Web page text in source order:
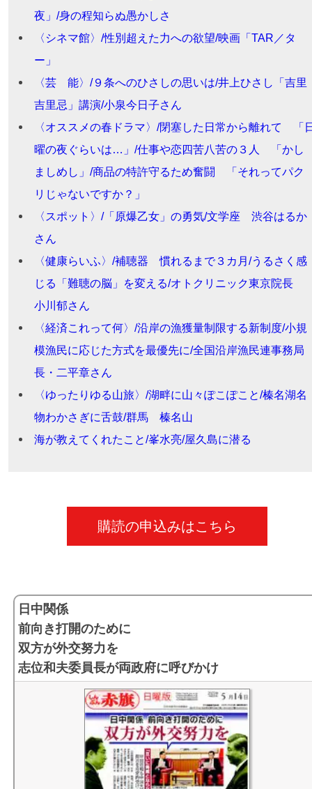
夜」/身の程知らぬ愚かしさ
〈シネマ館〉/性別超えた力への欲望/映画「TAR／タ
ー」
〈芸 能〉/９条へのひさしの思いは/井上ひさし「吉里
吉里忌」講演/小泉今日子さん
〈オススメの春ドラマ〉/閉塞した日常から離れて 「
曜の夜ぐらいは…」/仕事や恋四苦八苦の３人 「かし
ましめし」/商品の特許守るため奮闘 「それってパク
リじゃないですか？」
〈スポット〉/「原爆乙女」の勇気/文学座 渋谷はるか
さん
〈健康らいふ〉/補聴器 慣れるまで３カ月/うるさく感
じる「難聴の脳」を変える/オトクリニック東京院長
小川郁さん
〈経済これって何〉/沿岸の漁獲量制限する新制度/小規
模漁民に応じた方式を最優先に/全国沿岸漁民連事務局
長・二平章さん
〈ゆったりゆる山旅〉/湖畔に山々ぽこぽこと/榛名湖名
物わかさぎに舌鼓/群馬 榛名山
海が教えてくれたこと/峯水亮/屋久島に潜る
バラバラ時々ファミる
竹馬先生の一歩一歩
「ファーブル昆虫記」の世界
ほどほどぐらし
おしゃれノート
めざせ眠りの達人
世界くらしダイアリー
スマホはじめの一歩
俳優 竹下景子さん 2025年11月02日号
俳優 川栄李奈さん 2025年10月05日号
俳優 市毛良枝さん 2025年09月28日号
俳優 北村匠海さん 2025年09月21日号
俳優 伊藤沙莉さん 2025年09月14日号
俳優 山西惇さん 2025年09月07日号
五輪メダリスト 有森裕子さん 2025年08月31日号
女流棋士 清水市代さん 2025年08月24日号
俳優 上川隆也さん 2025年08月17日号
９５万円 （２０２４年０６月２３日号） PDF
（２０２４年０１月２１日号） PDF
能登半島地震 きびしい避難生活 命守るために （２０
４年０１月２１日号） PDF
【全文公開③】◎スクープ不当鑑定疑惑／大阪カジノ、
導で安値に用地鑑定／鑑定依頼前に“予定額” （２０２２
１月２７日号）
【全文公開②】◎カジノ用地不正値引き疑惑／大阪市“賃
増額”とウソ／契約内容は安値固定／宮本岳志議員が日曜
購読の申込みはこちら
日中関係
前向き打開のために
双方が外交努力を
志位和夫委員長が両政府に呼びかけ